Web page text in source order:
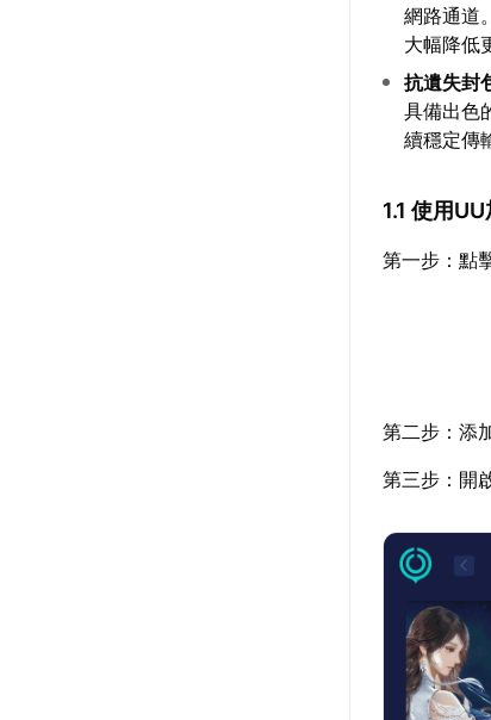
網路通道
大幅降低
抗遺失封
具備出色
續穩定傳
1.1 使用
第一步：點
第二步：添
第三步：開